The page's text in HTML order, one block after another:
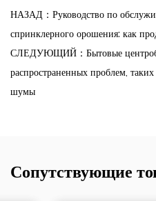
НАЗАД：Руководство по
спринклерного орошения: как
СЛЕДУЮЩИЙ：Бытовые
распространенных проблем,
шумы
Сопутствующие